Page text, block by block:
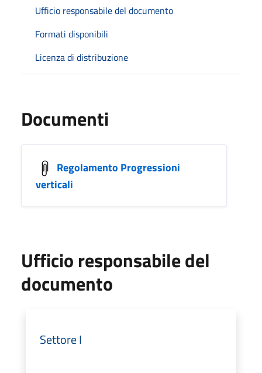
Ufficio responsabile del documento
Formati disponibili
Licenza di distribuzione
Documenti
Regolamento Progressioni
verticali
Ufficio responsabile del
documento
Settore I